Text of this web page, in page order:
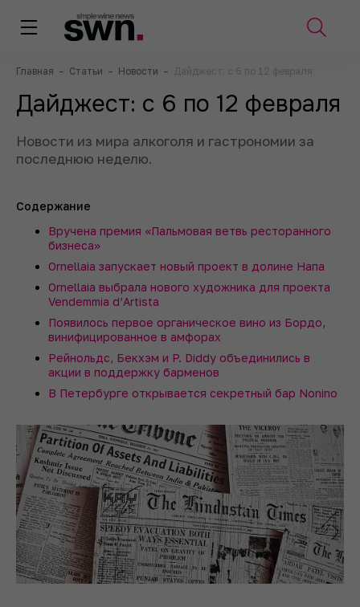
Главная – Статьи – Новости – Дайджест: с 6 по 12 февраля
Дайджест: с 6 по 12 февраля
Новости из мира алкоголя и гастрономии за
последнюю неделю.
Содержание
Вручена премия «Пальмовая ветвь ресторанного
бизнеса»
Ornellaia запускает новый проект в долине Напа
Ornellaia выбрала нового художника для проекта
Vendemmia d’Artista
Появилось первое органическое вино из Бордо,
винифицированное в амфорах
Рейнольдс, Бекхэм и P. Diddy объединились в
акции в поддержку барменов
В Петербурге открывается секретный бар Nonino